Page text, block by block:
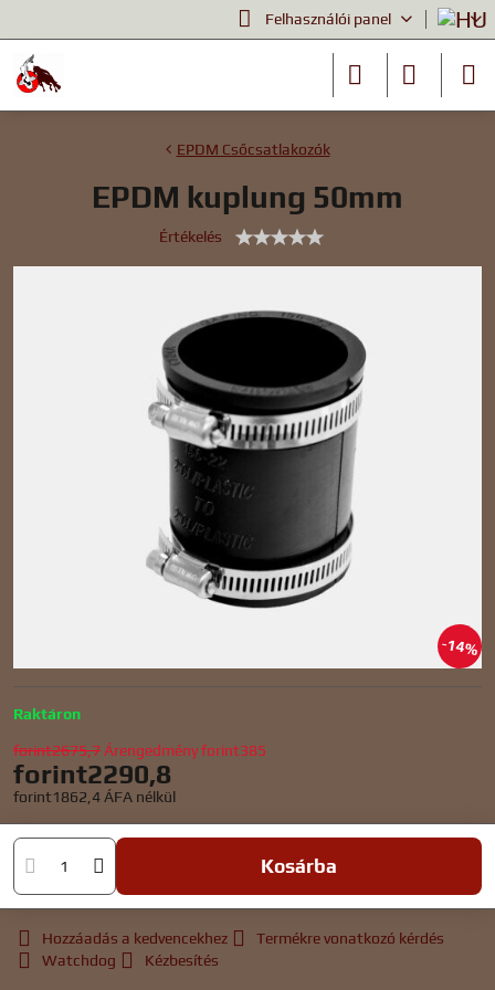
Felhasználói panel
14%
EPDM Csőcsatlakozók
EPDM kuplung 50mm
Értékelés
Raktáron
forint2675,7 Árengedményforint385
forint2290,8
forint1862,4 ÁFA nélkül
Kosárba
Hozzáadás a kedvencekhez
Termékre vonatkozó kérdés
Watchdog
Kézbesítés